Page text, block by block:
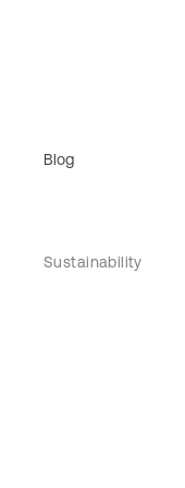
Blog
Sustainability